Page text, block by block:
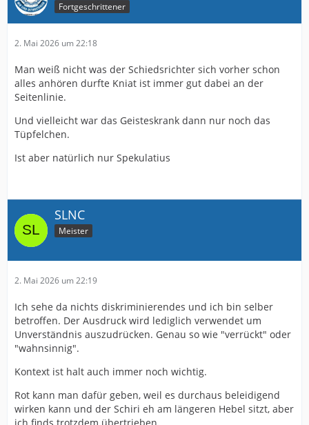
Fortgeschrittener
2. Mai 2026 um 22:18
Man weiß nicht was der Schiedsrichter sich vorher schon
alles anhören durfte Kniat ist immer gut dabei an der
Seitenlinie.
Und vielleicht war das Geisteskrank dann nur noch das
Tüpfelchen.
Ist aber natürlich nur Spekulatius
SLNC
Meister
2. Mai 2026 um 22:19
Ich sehe da nichts diskriminierendes und ich bin selber
betroffen. Der Ausdruck wird lediglich verwendet um
Unverständnis auszudrücken. Genau so wie "verrückt" oder
"wahnsinnig".
Kontext ist halt auch immer noch wichtig.
Rot kann man dafür geben, weil es durchaus beleidigend
wirken kann und der Schiri eh am längeren Hebel sitzt, aber